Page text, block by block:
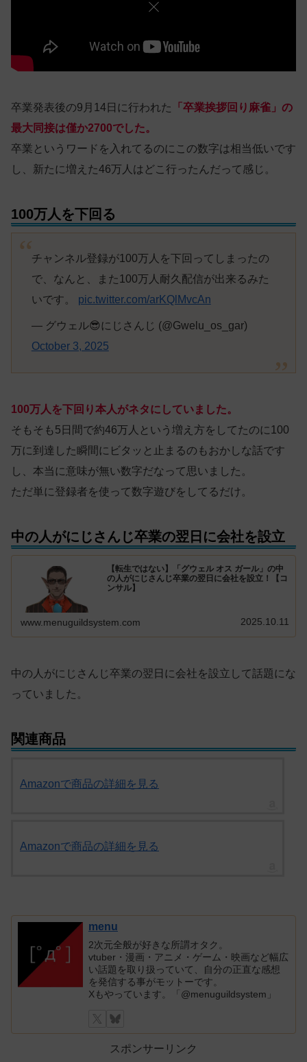
卒業発表後の9月14日に行われた
「卒業挨拶回り麻雀」の
最大同接は僅か2700でした。
卒業というワードを入れてるのにこの数字は相当低いです
し、新たに増えた46万人はどこ行ったんだって感じ。
100万人を下回る
チャンネル登録が100万人を下回ってしまったの
で、なんと、また100万人耐久配信が出来るみた
いです。 pic.twitter.com/arKQlMvcAn
— グウェル😎にじさんじ (@Gwelu_os_gar)
October 3, 2025
100万人を下回り本人がネタにしていました。
そもそも5日間で約46万人という増え方をしてたのに100
万に到達した瞬間にビタッと止まるのもおかしな話です
し、本当に意味が無い数字だなって思いました。
ただ単に登録者を使って数字遊びをしてるだけ。
中の人がにじさんじ卒業の翌日に会社を設立
【転生ではない】「グウェル オス ガール」の中
の人がにじさんじ卒業の翌日に会社を設立！【コ
ンサル】
www.menuguildsystem.com 2025.10.11
中の人がにじさんじ卒業の翌日に会社を設立して話題にな
っていました。
関連商品
Amazonで商品の詳細を見る
Amazonで商品の詳細を見る
menu
2次元全般が好きな所謂オタク。
vtuber・漫画・アニメ・ゲーム・映画など幅広
い話題を取り扱っていて、自分の正直な感想
を発信する事がモットーです。
Xもやっています。「@menuguildsystem」
スポンサーリンク